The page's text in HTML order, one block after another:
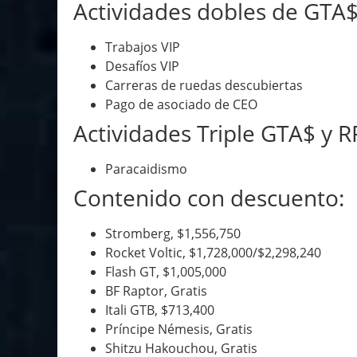
Actividades dobles de
Trabajos VIP
Desafíos VIP
Carreras de ruedas descubiertas
Pago de asociado de CEO
Actividades Triple GTA$ y
Paracaidismo
Contenido con descuento:
Stromberg, $1,556,750
Rocket Voltic, $1,728,000/$2,298,240
Flash GT, $1,005,000
BF Raptor, Gratis
Itali GTB, $713,400
Príncipe Némesis, Gratis
Shitzu Hakouchou, Gratis